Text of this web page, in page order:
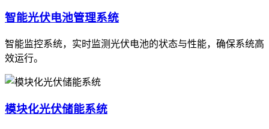
智能光伏电池管理系统
智能监控系统，实时监测光伏电池的状态与性能，确保系统高
效运行。
模块化光伏储能系统